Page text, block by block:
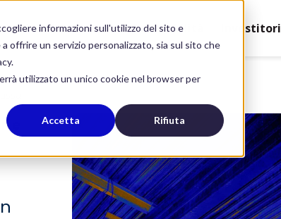
informazioni sull'utilizzo del sito e
offrire un servizio personalizzato, sia sul sito che
utilizzato un unico cookie nel browser per
Accetta Rifiuta
Governance Sostenibilità Investitori